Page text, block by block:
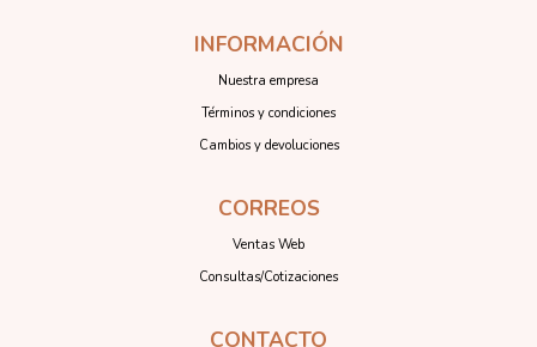
INFORMACIÓN
Nuestra empresa
Términos y condiciones
Cambios y devoluciones
CORREOS
Ventas Web
Consultas/Cotizaciones
CONTACTO